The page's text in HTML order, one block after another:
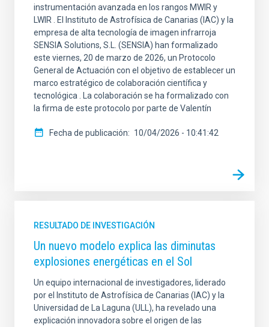
instrumentación avanzada en los rangos MWIR y
LWIR . El Instituto de Astrofísica de Canarias (IAC) y la
empresa de alta tecnología de imagen infrarroja
SENSIA Solutions, S.L. (SENSIA) han formalizado
este viernes, 20 de marzo de 2026, un Protocolo
General de Actuación con el objetivo de establecer un
marco estratégico de colaboración científica y
tecnológica . La colaboración se ha formalizado con
la firma de este protocolo por parte de Valentín
Fecha de publicación 10/04/2026 - 10:41:42
RESULTADO DE INVESTIGACIÓN
Un nuevo modelo explica las diminutas
explosiones energéticas en el Sol
Un equipo internacional de investigadores, liderado
por el Instituto de Astrofísica de Canarias (IAC) y la
Universidad de La Laguna (ULL), ha revelado una
explicación innovadora sobre el origen de las